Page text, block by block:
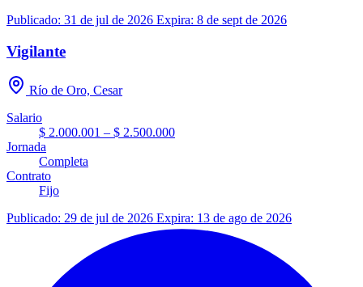
Publicado: 31 de jul de 2026 Expira: 8 de sept de 2026
Vigilante
Río de Oro, Cesar
Salario
$ 2.000.001 – $ 2.500.000
Jornada
Completa
Contrato
Fijo
Publicado: 29 de jul de 2026 Expira: 13 de ago de 2026